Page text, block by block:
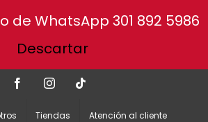
de WhatsApp 301 892 5986
Descartar
FacebookInstagramTiktok
Tiendas Atención al cliente